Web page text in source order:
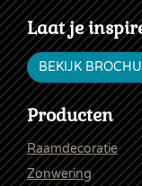
Laat je
BEKIJK
Producten
Raamdecoratie
Zonwering